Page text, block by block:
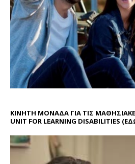
ΚΙΝΗΤΗ ΜΟΝΑΔΑ ΓΙΑ ΤΙΣ
UNIT FOR LEARNING DISABILITIES